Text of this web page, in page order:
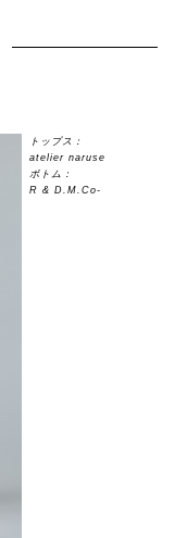
トップス：
atelier naruse
ボトム：
R & D.M.Co-